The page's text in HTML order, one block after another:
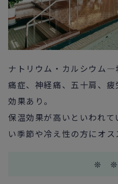
ナトリウム・カルシウム―
痛症、神経痛、五十肩、
効果あり。
保温効果が高いといわれ
い季節や冷え性の方にオス
❊